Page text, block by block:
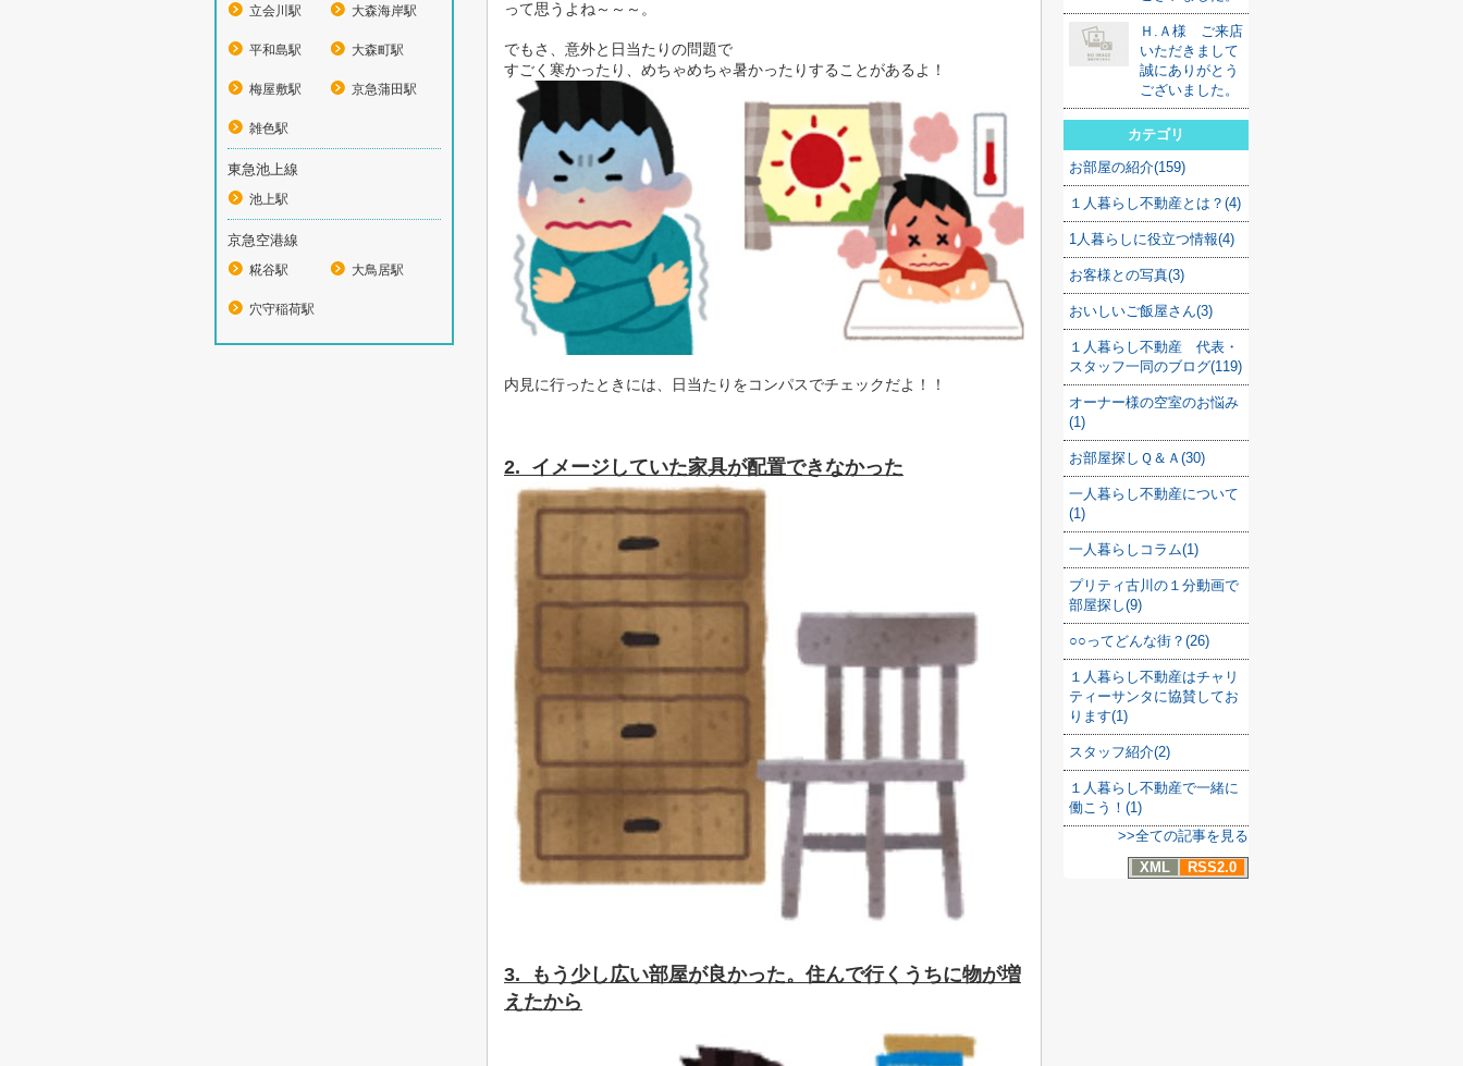
って思うよね～～～。
でもさ、意外と日当たりの問題で
すごく寒かったり、めちゃめちゃ暑かったりすることがあるよ！
内見に行ったときには、日当たりをコンパスでチェックだよ！！
2. イメージしていた家具が配置できなかった
3. もう少し広い部屋が良かった。住んで行くうちに物が増
えたから
Ｈ.Ａ様 ご来店
いただきまして
誠にありがとう
ございました。
カテゴリ
お部屋の紹介(159)
１人暮らし不動産とは？(4)
1人暮らしに役立つ情報(4)
お客様との写真(3)
おいしいご飯屋さん(3)
１人暮らし不動産 代表・
スタッフ一同のブログ(119)
オーナー様の空室のお悩み
(1)
お部屋探しＱ＆Ａ(30)
一人暮らし不動産について
(1)
一人暮らしコラム(1)
プリティ古川の１分動画で
部屋探し(9)
○○ってどんな街？(26)
１人暮らし不動産はチャリ
ティーサンタに協賛してお
ります(1)
スタッフ紹介(2)
１人暮らし不動産で一緒に
働こう！(1)
>>全ての記事を見る
XML
RSS2.0
立会川駅 大森海岸駅
平和島駅 大森町駅
梅屋敷駅 京急蒲田駅
雑色駅
東急池上線
池上駅
京急空港線
糀谷駅 大鳥居駅
穴守稲荷駅